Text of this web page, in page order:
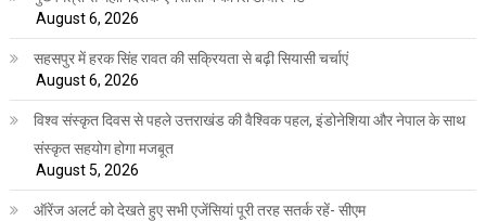
August 6, 2026
सहसपुर में हरक सिंह रावत की सक्रियता से बढ़ी सियासी चर्चाएं
August 6, 2026
विश्व संस्कृत दिवस से पहले उत्तराखंड की वैश्विक पहल, इंडोनेशिया और नेपाल के साथ
संस्कृत सहयोग होगा मजबूत
August 5, 2026
ऑरेंज अलर्ट को देखते हुए सभी एजेंसियां पूरी तरह सतर्क रहें- सीएम